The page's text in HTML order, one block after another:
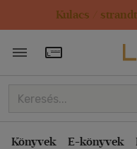
Kulacs /
Törzsvásárlói
Könyvek E-könyvek